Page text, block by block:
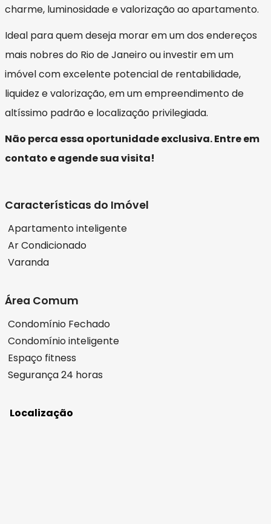
charme, luminosidade e valorização ao apartamento.
Ideal para quem deseja morar em um dos endereços
mais nobres do Rio de Janeiro ou investir em um
imóvel com excelente potencial de rentabilidade,
liquidez e valorização, em um empreendimento de
altíssimo padrão e localização privilegiada.
Não perca essa oportunidade exclusiva. Entre em
contato e agende sua visita!
Características do Imóvel
Apartamento inteligente
Ar Condicionado
Varanda
Área Comum
Condomínio Fechado
Condomínio inteligente
Espaço fitness
Segurança 24 horas
Localização